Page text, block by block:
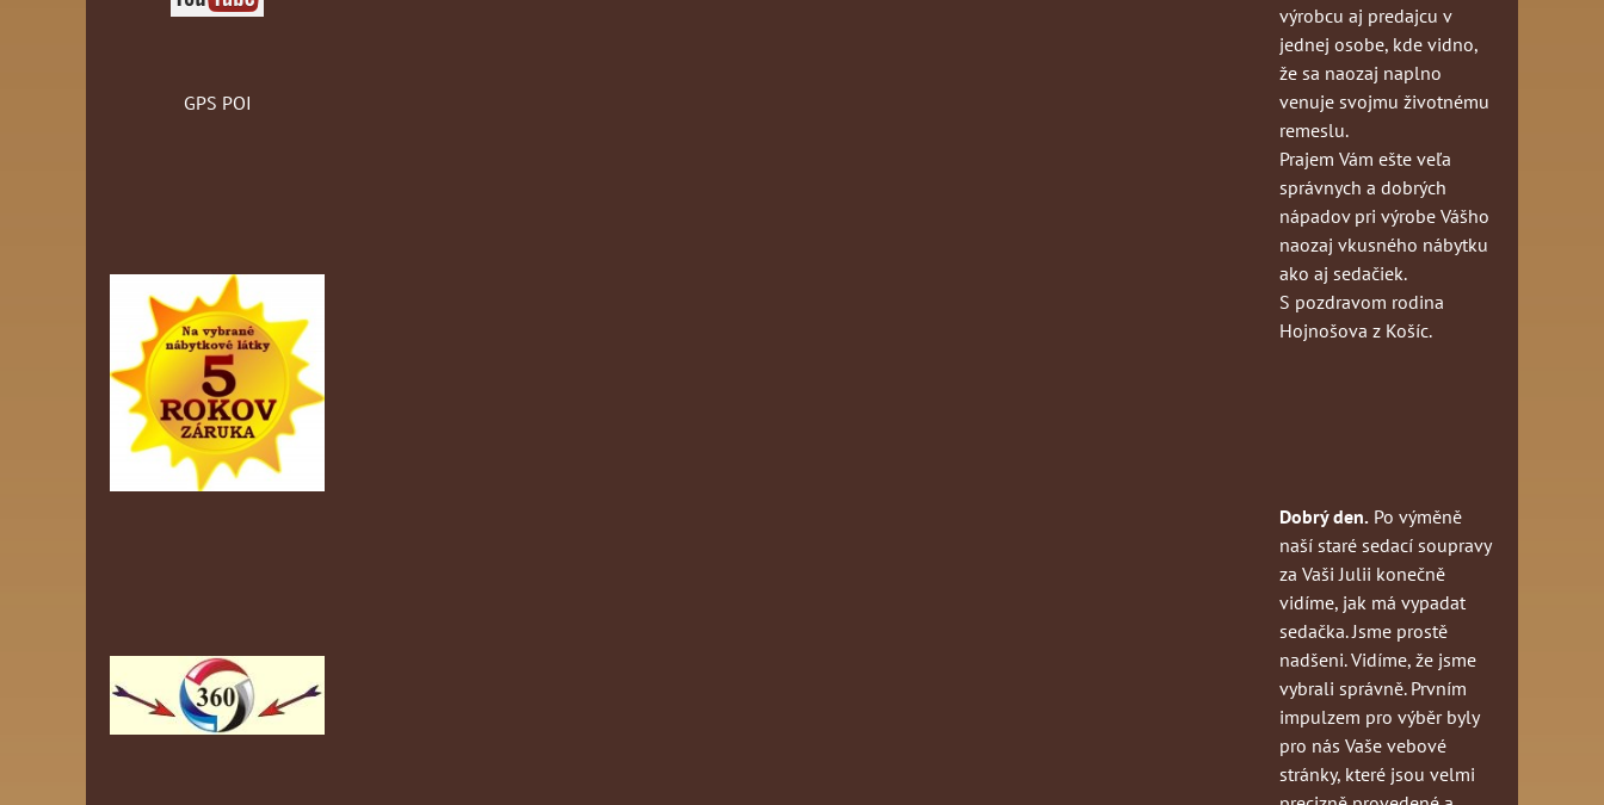
GPS POI
výrobcu aj predajcu v
jednej osobe, kde vidno,
že sa naozaj naplno
venuje svojmu životnému
remeslu.
Prajem Vám ešte veľa
správnych a dobrých
nápadov pri výrobe Vášho
naozaj vkusného nábytku
ako aj sedačiek.
S pozdravom rodina
Hojnošova z Košíc.
Dobrý den. Po výměně
naší staré sedací soupravy
za Vaši Julii konečně
vidíme, jak má vypadat
sedačka. Jsme prostě
nadšeni. Vidíme, že jsme
vybrali správně. Prvním
impulzem pro výběr byly
pro nás Vaše vebové
stránky, které jsou velmi